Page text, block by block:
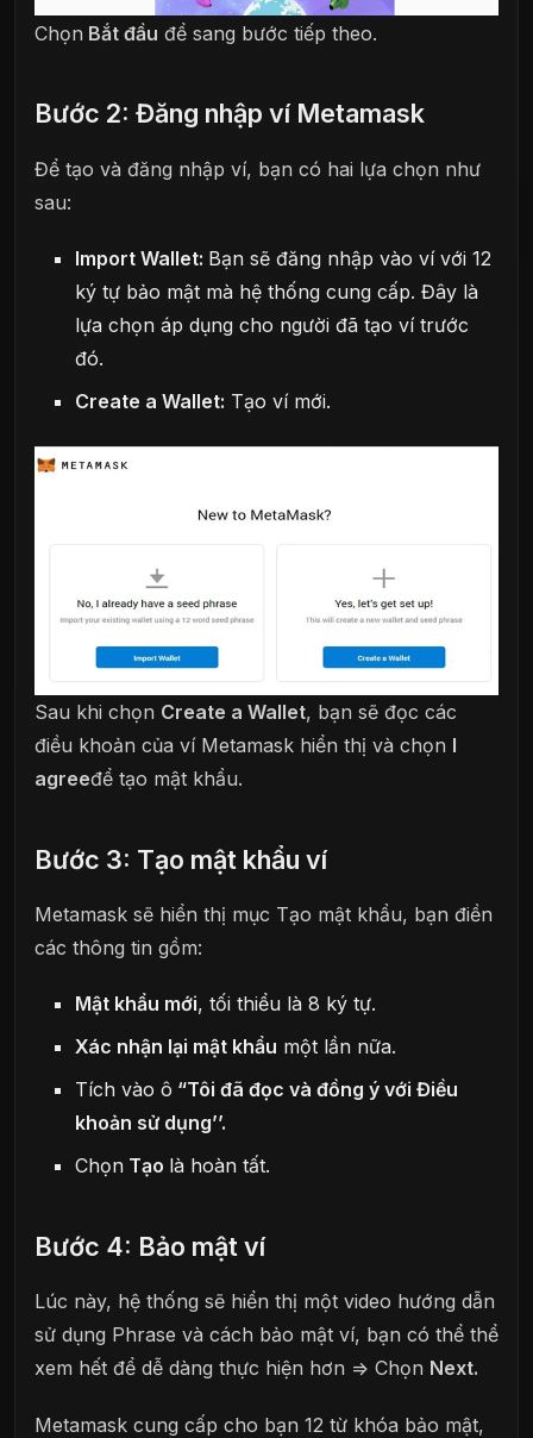
Chọn Bắt đầu để sang bước tiếp theo.
Bước 2: Đăng nhập ví Metamask
Để tạo và đăng nhập ví, bạn có hai lựa chọn như
sau:
Import Wallet: Bạn sẽ đăng nhập vào ví với 12
ký tự bảo mật mà hệ thống cung cấp. Đây là
lựa chọn áp dụng cho người đã tạo ví trước
đó.
Create a Wallet: Tạo ví mới.
Sau khi chọn Create a Wallet, bạn sẽ đọc các
điều khoản của ví Metamask hiển thị và chọn I
agreeđể tạo mật khẩu.
Bước 3: Tạo mật khẩu ví
Metamask sẽ hiển thị mục Tạo mật khẩu, bạn điền
các thông tin gồm:
Mật khẩu mới, tối thiểu là 8 ký tự.
Xác nhận lại mật khẩu một lần nữa.
Tích vào ô “Tôi đã đọc và đồng ý với Điều
khoản sử dụng’’.
Chọn Tạo là hoàn tất.
Bước 4: Bảo mật ví
Lúc này, hệ thống sẽ hiển thị một video hướng dẫn
sử dụng Phrase và cách bảo mật ví, bạn có thể thể
xem hết để dễ dàng thực hiện hơn => Chọn Next.
Metamask cung cấp cho bạn 12 từ khóa bảo mật,